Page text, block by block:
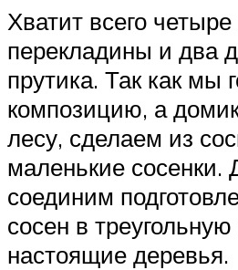
Хватит всего четыре
перекладины и два
прутика. Так как мы
композицию, а
лесу, сделаем из
маленькие сосенки.
соединим
сосен в
настоящие деревья.